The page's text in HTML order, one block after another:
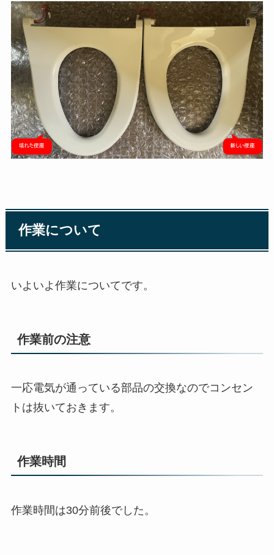
作業について
いよいよ作業についてです。
作業前の注意
一応電気が通っている部品の交換なのでコンセン
トは抜いておきます。
作業時間
作業時間は30分前後でした。